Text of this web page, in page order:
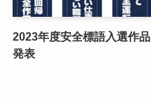
2023年度安全標語入選作品
発表